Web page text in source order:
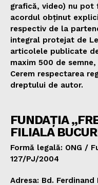
grafică, video) nu
acordul obținut
respectiv de la
integral protejat de
articolele publicate
maxim 500 de
Cerem respectarea
dreptului de autor.
FUNDAȚIA
FILIALA
Formă legală: ONG /
127/PJ/2004
Adresa: Bd.